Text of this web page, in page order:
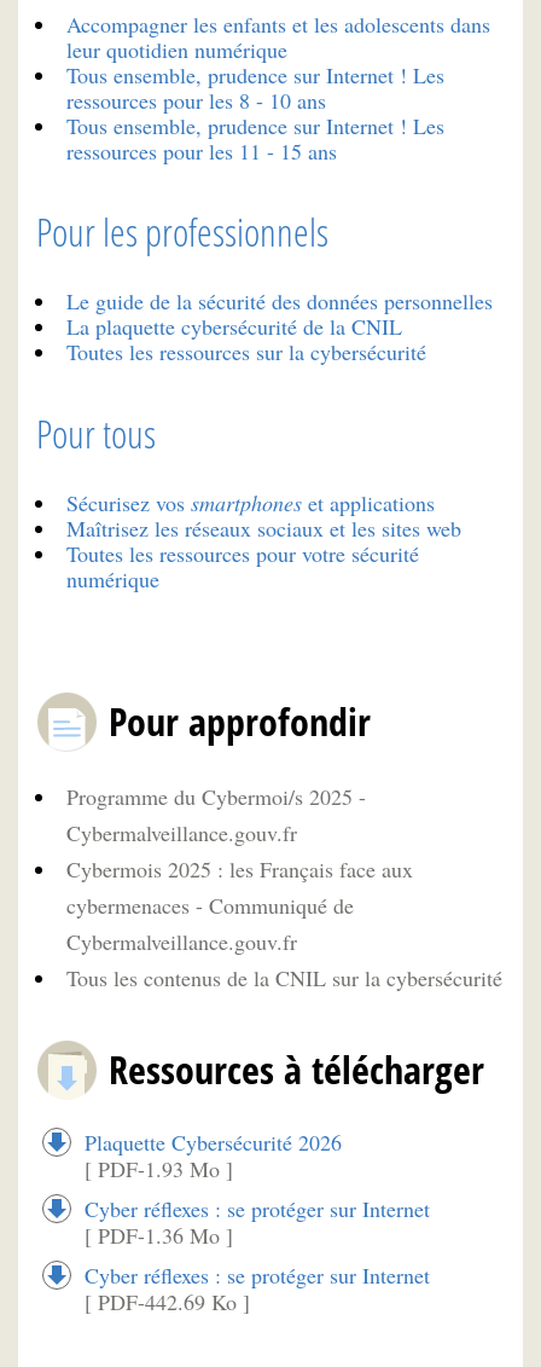
Accompagner les enfants et les adolescents dans
leur quotidien numérique
Tous ensemble, prudence sur Internet ! Les
ressources pour les 8 - 10 ans
Tous ensemble, prudence sur Internet ! Les
ressources pour les 11 - 15 ans
Pour les professionnels
Le guide de la sécurité des données personnelles
La plaquette cybersécurité de la CNIL
Toutes les ressources sur la cybersécurité
Pour tous
Sécurisez vos smartphones et applications
Maîtrisez les réseaux sociaux et les sites web
Toutes les ressources pour votre sécurité
numérique
Pour approfondir
Programme du Cybermoi/s 2025 -
Cybermalveillance.gouv.fr
Cybermois 2025 : les Français face aux
cybermenaces - Communiqué de
Cybermalveillance.gouv.fr
Tous les contenus de la CNIL sur la cybersécurité
Ressources à télécharger
Plaquette Cybersécurité 2026
[ PDF-1.93 Mo ]
Cyber réflexes : se protéger sur Internet
[ PDF-1.36 Mo ]
Cyber réflexes : se protéger sur Internet
[ PDF-442.69 Ko ]